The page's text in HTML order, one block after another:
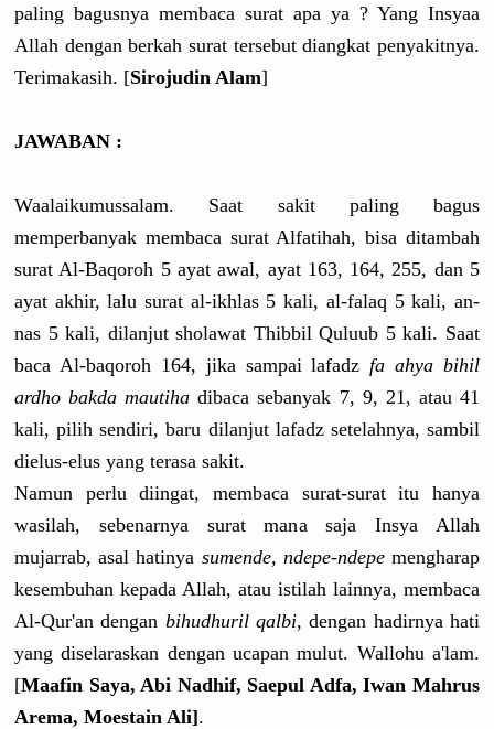
paling bagusnya membaca surat apa ya ? Yang Insyaa
Allah dengan berkah surat tersebut diangkat penyakitnya.
Terimakasih. [Sirojudin Alam]
JAWABAN :
Waalaikumussalam. Saat sakit paling bagus
memperbanyak membaca surat Alfatihah, bisa ditambah
surat Al-Baqoroh 5 ayat awal, ayat 163, 164, 255, dan 5
ayat akhir, lalu surat al-ikhlas 5 kali, al-falaq 5 kali, an-
nas 5 kali, dilanjut sholawat Thibbil Quluub 5 kali. Saat
baca Al-baqoroh 164, jika sampai lafadz fa ahya bihil
ardho bakda mautiha dibaca sebanyak 7, 9, 21, atau 41
kali, pilih sendiri, baru dilanjut lafadz setelahnya, sambil
dielus-elus yang terasa sakit.
Namun perlu diingat, membaca surat-surat itu hanya
wasilah, sebenarnya surat mana saja Insya Allah
mujarrab, asal hatinya sumende, ndepe-ndepemengharap
kesembuhan kepada Allah, atau istilah lainnya, membaca
Al-Qur'an dengan bihudhuril qalbi, dengan hadirnya hati
yang diselaraskan dengan ucapan mulut. Wallohu a'lam.
[Maafin Saya, Abi Nadhif, Saepul Adfa, Iwan Mahrus
Arema, Moestain Ali].